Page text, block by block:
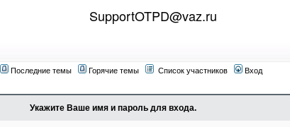
SupportOTPD@vaz.ru
Последние темы Горячие темы Список участников
Вход
Укажите Ваше имя и пароль для входа.